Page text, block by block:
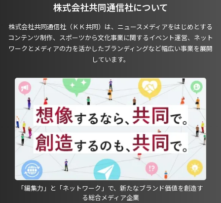
株式会社共同通信社について
株式会社共同通信社（ＫＫ共同）は、ニュースメディアをはじめとする
コンテンツ制作、スポーツから文化事業に関するイベント運営、ネット
ワークとメディアの力を活かしたブランディングなど幅広い事業を展開
しています。
「編集力」と「ネットワーク」で、新たなブランド価値を創造す
る総合メディア企業